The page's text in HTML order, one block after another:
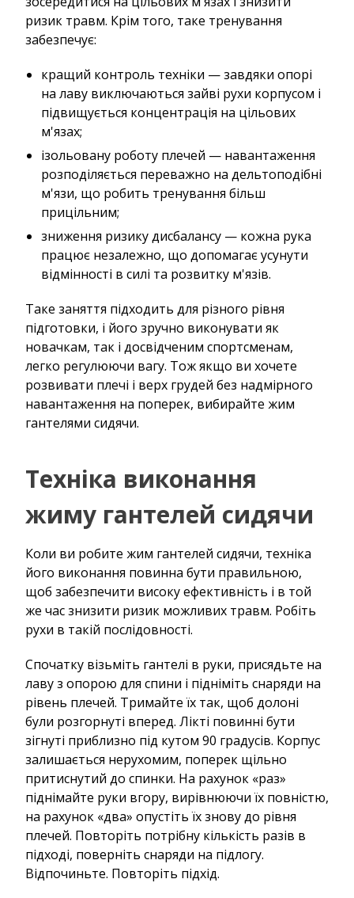
ризик травм. Крім того, таке тренування
забезпечує:
кращий контроль техніки — завдяки опорі
на лаву виключаються зайві рухи корпусом і
підвищується концентрація на цільових
м'язах;
ізольовану роботу плечей — навантаження
розподіляється переважно на дельтоподібні
м'язи, що робить тренування більш
прицільним;
зниження ризику дисбалансу — кожна рука
працює незалежно, що допомагає усунути
відмінності в силі та розвитку м'язів.
Таке заняття підходить для різного рівня
підготовки, і його зручно виконувати як
новачкам, так і досвідченим спортсменам,
легко регулюючи вагу. Тож якщо ви хочете
розвивати плечі і верх грудей без надмірного
навантаження на поперек, вибирайте жим
гантелями сидячи.
Техніка виконання
жиму гантелей сидячи
Коли ви робите жим гантелей сидячи, техніка
його виконання повинна бути правильною,
щоб забезпечити високу ефективність і в той
же час знизити ризик можливих травм. Робіть
рухи в такій послідовності.
Спочатку візьміть гантелі в руки, присядьте на
лаву з опорою для спини і підніміть снаряди на
рівень плечей. Тримайте їх так, щоб долоні
були розгорнуті вперед. Лікті повинні бути
зігнуті приблизно під кутом 90 градусів. Корпус
залишається нерухомим, поперек щільно
притиснутий до спинки. На рахунок «раз»
піднімайте руки вгору, вирівнюючи їх повністю,
на рахунок «два» опустіть їх знову до рівня
плечей. Повторіть потрібну кількість разів в
підході, поверніть снаряди на підлогу.
Відпочиньте. Повторіть підхід.